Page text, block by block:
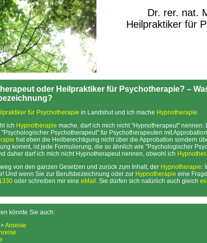
Dr. rer. nat.
Heilpraktiker für
oder Heilpraktiker für Psychotherapie? –
für Psychotherapie in Landshut und ich mache Hypnotherapie.
ich Hypnotherapie mache, darf ich mich nicht "Hypnotherapeut"
"Psychologischer Psychotherapeut" für Psychotherapeuten mit
hat eben die Heilberechtigung nicht über die Approbation sondern
kommt, ist jede Formulierung, die so ähnlich wie "Psychologischer
daher darf ich mich nicht Hypnotherapeut nennen, obwohl ich
von den ganzen Gesetzen und zurück zum Inhalt, der Hypnotherapie:
Und wenn Sie zur Berufsbezeichnung oder zur Hypnotherapie eine
oder schreiben mir eine eMail . Sie dürfen sich natürlich auch gleich
könnte Sie auch:
>Anreise